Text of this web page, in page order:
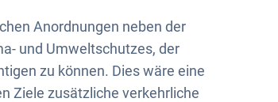
Anordnungen neben der
und Umweltschutzes, der
zu können. Dies wäre eine
Ziele zusätzliche verkehrliche